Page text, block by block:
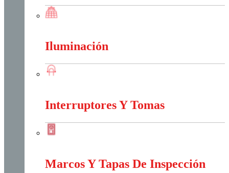
Iluminación
Interruptores Y Tomas
Marcos Y Tapas De Inspección